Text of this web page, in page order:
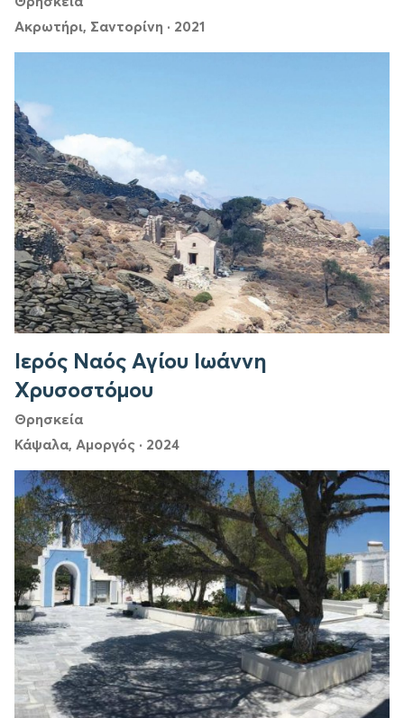
Ακρωτήρι, Σαντορίνη · 2021
Ιερός Ναός Αγίου Ιωάννη
Χρυσοστόμου
Θρησκεία
Κάψαλα, Αμοργός · 2024